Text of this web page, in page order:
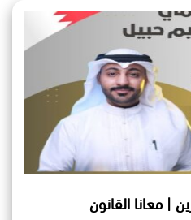
| معانا القانون